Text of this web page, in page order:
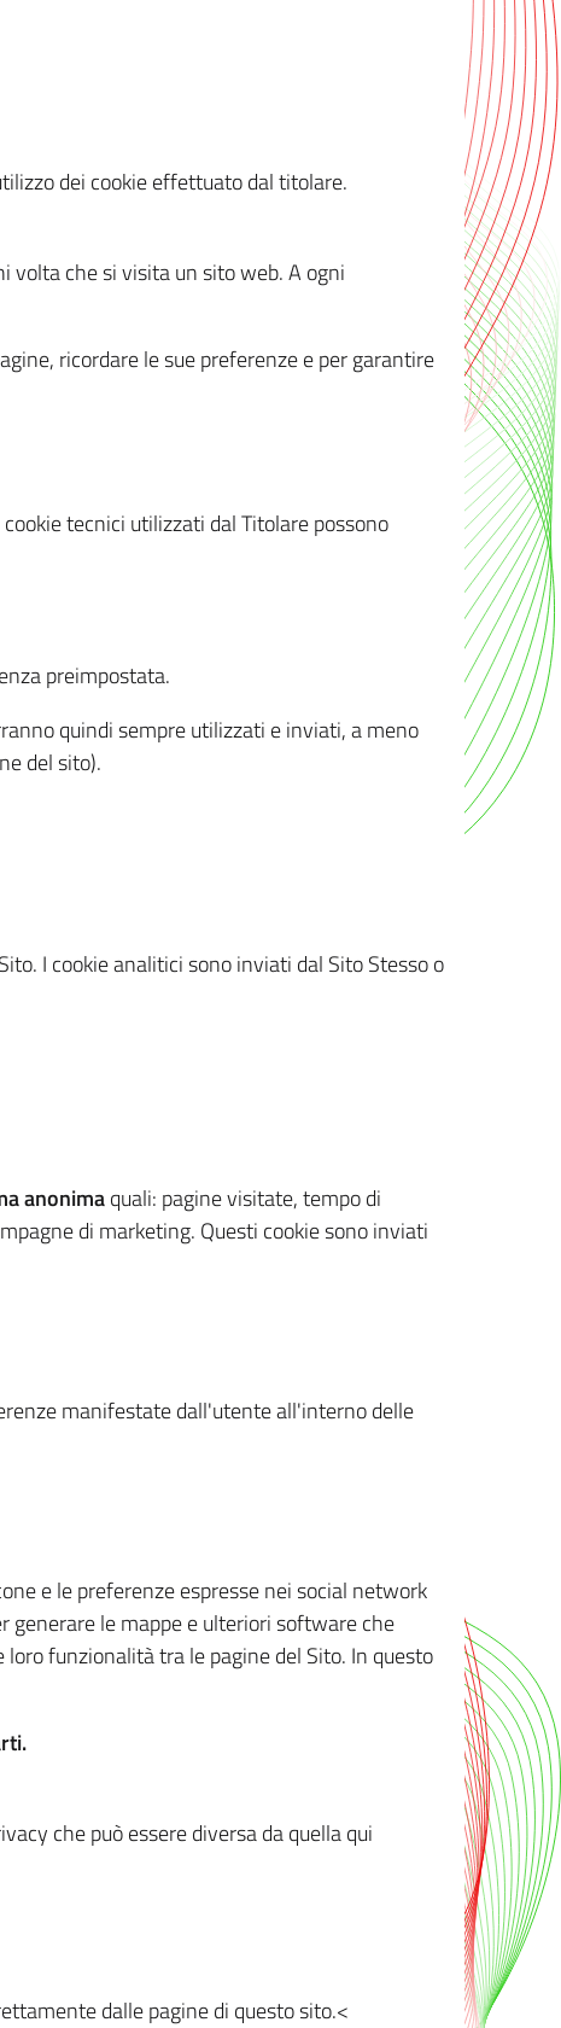
dei cookie effettuato dal titolare.
che si visita un sito web. A ogni
ricordare le sue preferenze e per garantire
tecnici utilizzati dal Titolare possono
preimpostata.
quindi sempre utilizzati e inviati, a meno
del sito).
I cookie analitici sono inviati dal Sito Stesso o
anonimaquali: pagine visitate, tempo di
di marketing. Questi cookie sono inviati
manifestate dall'utente all'interno delle
e le preferenze espresse nei social network
generare le mappe e ulteriori software che
funzionalità tra le pagine del Sito. In questo
che può essere diversa da quella qui
dalle pagine di questo sito.<